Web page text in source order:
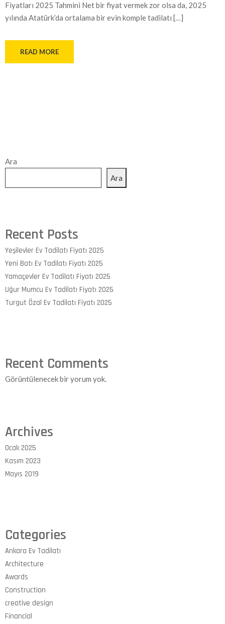
Fiyatları 2025 Tahmini Net bir fiyat vermek zor olsa da, 2025
yılında Atatürk’da ortalama bir evin komple tadilatı […]
READ MORE
Ara
Ara
Recent Posts
Yeşilevler Ev Tadilatı Fiyatı 2025
Yeni Batı Ev Tadilatı Fiyatı 2025
Yamaçevler Ev Tadilatı Fiyatı 2025
Uğur Mumcu Ev Tadilatı Fiyatı 2025
Turgut Özal Ev Tadilatı Fiyatı 2025
Recent Comments
Görüntülenecek bir yorum yok.
Archives
Ocak 2025
Kasım 2023
Mayıs 2019
Categories
Ankara Ev Tadilatı
Architecture
Awards
Construction
creative design
Financial